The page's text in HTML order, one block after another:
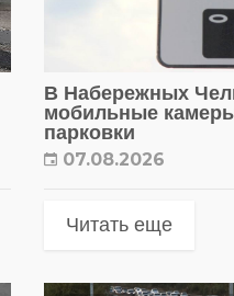
В Набережных
мобильные
парковки
07.08.2026
Читать еще